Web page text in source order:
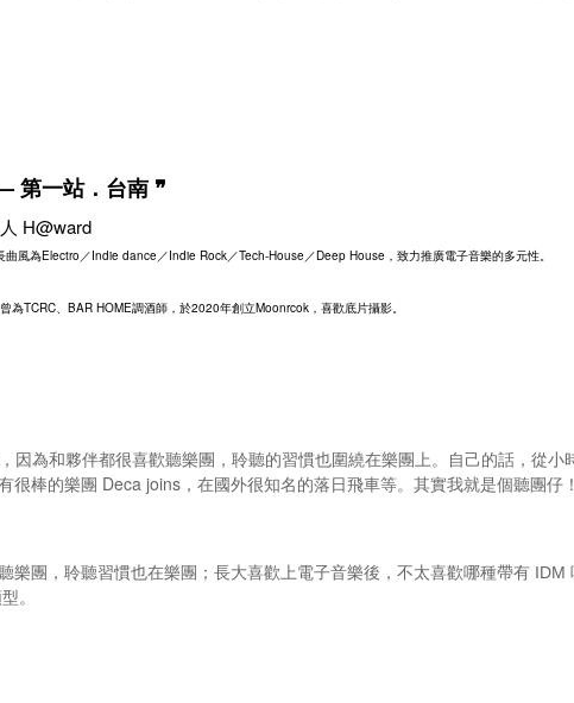
第一站．台南 ❞
H@ward
風為Electro／Indie dance／Indie Rock／Tech-House／Deep House，致力推廣電子音樂的多元性。
為TCRC、BAR HOME調酒師，於2020年創立Moonrcok，喜歡底片攝影。
因為和夥伴都很喜歡聽樂團，聆聽的習慣也圍繞在樂團上。自己的話，從
很棒的樂團 Deca joins，在國外很知名的落日飛車等。其實我就是個聽團仔！
樂團，聆聽習慣也在樂團；長大喜歡上電子音樂後，不太喜歡哪種帶有 IDM
。